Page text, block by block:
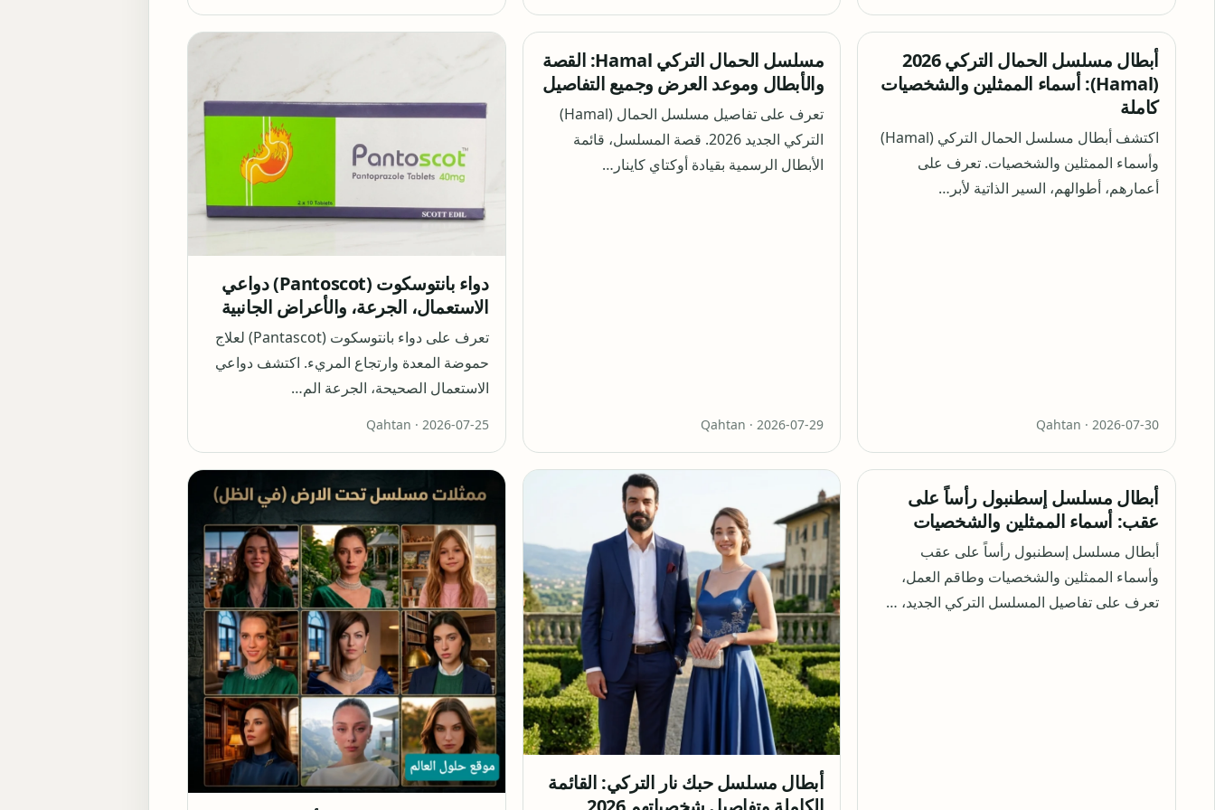
أبطال مسلسل الحمال التركي 2026
(Hamal): أسماء الممثلين والشخصيات
كاملة
اكتشف أبطال مسلسل الحمال التركي (Hamal)
وأسماء الممثلين والشخصيات. تعرف على
أعمارهم، أطوالهم، السير الذاتية لأبر…
Qahtan · 2026-07-30
مسلسل الحمال التركي Hamal: القصة
والأبطال وموعد العرض وجميع التفاصيل
تعرف على تفاصيل مسلسل الحمال (Hamal)
التركي الجديد 2026. قصة المسلسل، قائمة
الأبطال الرسمية بقيادة أوكتاي كاينار…
Qahtan ·2026-07-29
دواء بانتوسكوت (Pantoscot) دواعي
الاستعمال، الجرعة، والأعراض الجانبية
تعرف على دواء بانتوسكوت (Pantascot) لعلاج
حموضة المعدة وارتجاع المريء. اكتشف دواعي
الاستعمال الصحيحة، الجرعة الم…
Qahtan · 2026-07-25
أبطال مسلسل إسطنبول رأساً على
عقب: أسماء الممثلين والشخصيات
أبطال مسلسل إسطنبول رأساً على عقب
وأسماء الممثلين والشخصيات وطاقم العمل،
تعرف على تفاصيل المسلسل التركي الجديد، …
أبطال مسلسل حبك نار التركي: القائمة